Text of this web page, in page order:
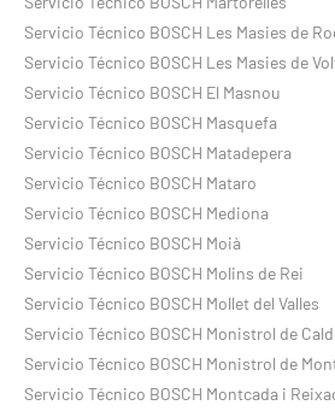
Servicio Técnico BOSCH Les Masies de
Servicio Técnico BOSCH Les Masies de
Servicio Técnico BOSCH El Masnou
Servicio Técnico BOSCH Masquefa
Servicio Técnico BOSCH Matadepera
Servicio Técnico BOSCH Mataro
Servicio Técnico BOSCH Mediona
Servicio Técnico BOSCH Moià
Servicio Técnico BOSCH Molins de Rei
Servicio Técnico BOSCH Mollet del Valles
Servicio Técnico BOSCH Monistrol de
Servicio Técnico BOSCH Monistrol de
Servicio Técnico BOSCH Montcada i